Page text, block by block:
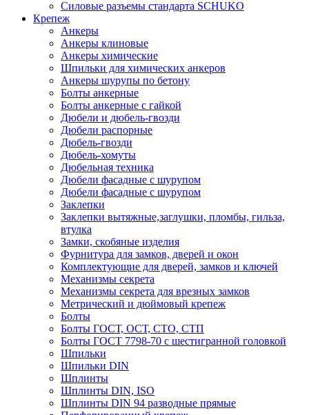
Силовые разъемы стандарта SCHUKO
Крепеж
Анкеры
Анкеры клиновые
Анкеры химические
Шпильки для химических анкеров
Анкеры шурупы по бетону
Болты анкерные
Болты анкерные с гайкой
Дюбели и дюбель-гвозди
Дюбели распорные
Дюбель-гвозди
Дюбель-хомуты
Дюбельная техника
Дюбели фасадные с шурупом
Дюбели фасадные с шурупом
Заклепки
Заклепки вытяжные,заглушки, пломбы, гильза,
втулка
Замки, скобяные изделия
Фурнитура для замков, дверей и окон
Комплектующие для дверей, замков и ключей
Механизмы секрета
Механизмы секрета для врезных замков
Метрический и дюймовый крепеж
Болты
Болты ГОСТ, ОСТ, СТО, СТП
Болты ГОСТ 7798-70 с шестигранной головкой
Шпильки
Шпильки DIN
Шплинты
Шплинты DIN, ISO
Шплинты DIN 94 разводные прямые